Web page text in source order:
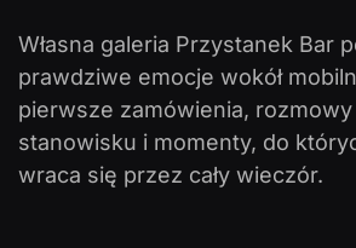
Własna galeria Przystanek Bar
prawdziwe emocje wokół
pierwsze zamówienia,
stanowisku i momenty, do
wraca się przez cały wieczór.